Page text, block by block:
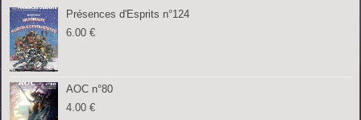
Présences d'Esprits n°124
6.00€
AOC n°80
4.00€